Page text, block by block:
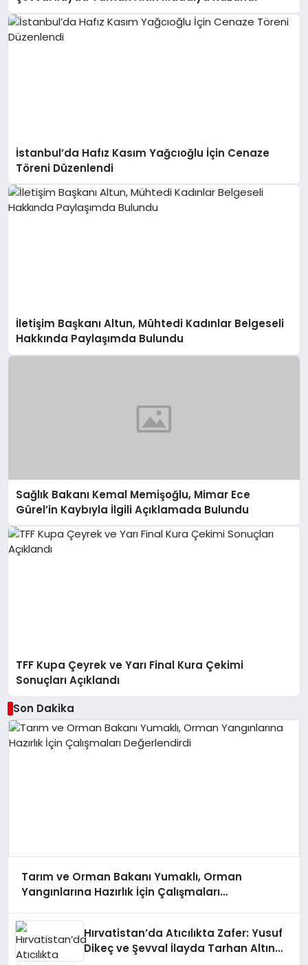
İstanbul’da Hafız Kasım Yağcıoğlu İçin Cenaze
Töreni Düzenlendi
İletişim Başkanı Altun, Mühtedi Kadınlar Belgeseli
Hakkında Paylaşımda Bulundu
Sağlık Bakanı Kemal Memişoğlu, Mimar Ece
Gürel’in Kaybıyla İlgili Açıklamada Bulundu
TFF Kupa Çeyrek ve Yarı Final Kura Çekimi
Sonuçları Açıklandı
Son Dakika
Tarım ve Orman Bakanı Yumaklı, Orman
Yangınlarına Hazırlık İçin Çalışmaları
Hırvatistan’da Atıcılıkta Zafer: Yusuf
Dikeç ve Şevval İlayda Tarhan Altın